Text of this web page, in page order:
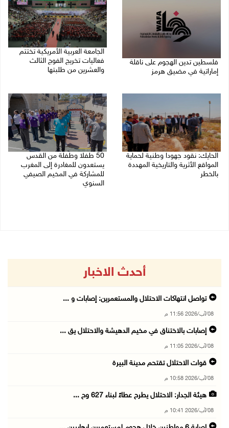
فلسطين تدين الهجوم على ناقلة
إماراتية في مضيق هرمز
الجامعة العربية الأمريكية تختتم
فعاليات تخريج الفوج الثالث
والعشرين من طلبتها
الحايك: نقود جهودا وطنية لحماية
المواقع الأثرية والتاريخية المهددة
بالخطر
50 طفلا وطفلة من القدس
يستعدون للمغادرة إلى المغرب
للمشاركة في المخيم الصيفي
السنوي
أحدث الاخبار
تواصل انتهاكات الاحتلال والمستعمرين: إصابات و ...
08/آب/2026 11:56 م
إصابات بالاختناق في مخيم الدهيشة والاحتلال يق ...
08/آب/2026 11:05 م
قوات الاحتلال تقتحم مدينة البيرة
08/آب/2026 10:58 م
هيئة الجدار: الاحتلال يطرح عطاءً لبناء 627 وح ...
08/آب/2026 10:41 م